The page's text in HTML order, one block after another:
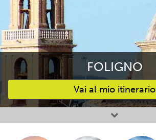
FOLIGNO
Vai al mio itinerario
Attività preferite